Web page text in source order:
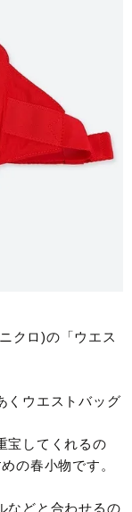
クロ)の「ウエス
くウエストバッグ
宝してくれるの
の春小物です。
などと合わせるの